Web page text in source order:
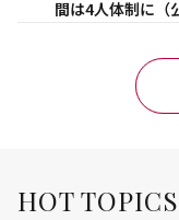
間は4人体制に（
HOT TOPICS